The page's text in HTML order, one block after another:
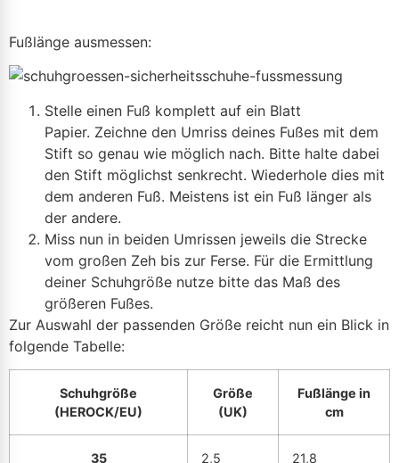
Fußlänge ausmessen:
Stelle einen Fuß komplett auf ein Blatt
Papier. Zeichne den Umriss deines Fußes mit dem
Stift so genau wie möglich nach. Bitte halte dabei
den Stift möglichst senkrecht. Wiederhole dies mit
dem anderen Fuß. Meistens ist ein Fuß länger als
der andere.
Miss nun in beiden Umrissen jeweils die Strecke
vom großen Zeh bis zur Ferse. Für die Ermittlung
deiner Schuhgröße nutze bitte das Maß des
größeren Fußes.
Zur Auswahl der passenden Größe reicht nun ein Blick in
folgende Tabelle:
Schuhgröße
(HEROCK/EU)
Größe
(UK)
Fußlänge in
cm
35 2,5 21,8